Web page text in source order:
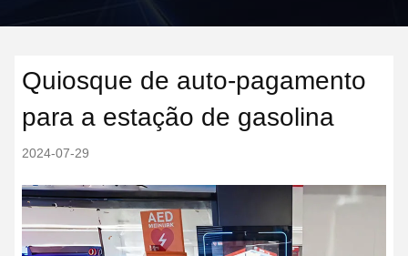
Quiosque de auto-pagamento
para a estação de gasolina
2024-07-29